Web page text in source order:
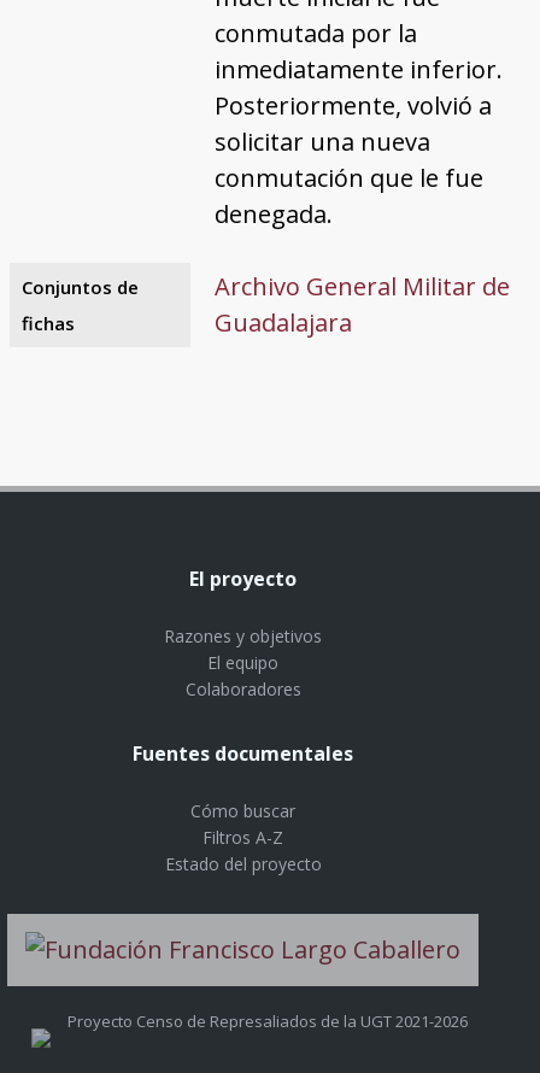
conmutada por la
inmediatamente inferior.
Posteriormente, volvió a
solicitar una nueva
conmutación que le fue
denegada.
Conjuntos de
fichas
Archivo General Militar de
Guadalajara
El proyecto
Razones y objetivos
El equipo
Colaboradores
Fuentes documentales
Cómo buscar
Filtros A-Z
Estado del proyecto
Proyecto Censo de Represaliados de la UGT 2021-2026